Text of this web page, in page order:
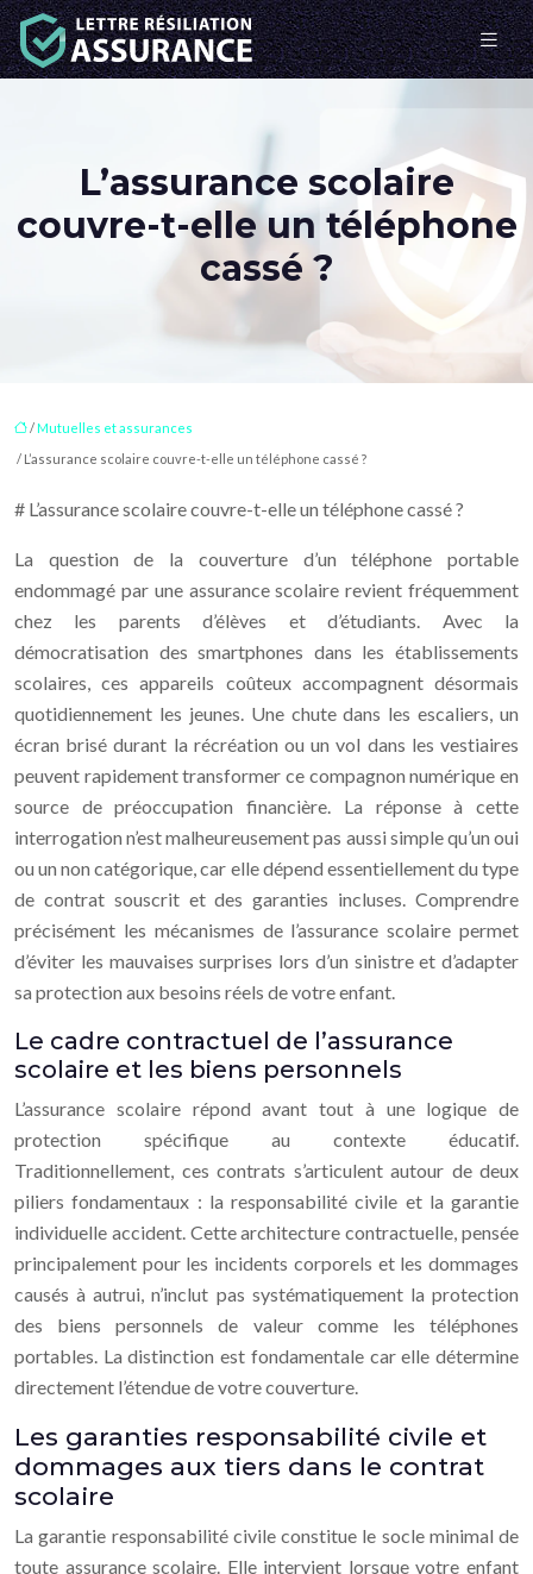
L’assurance scolaire
couvre-t-elle un téléphone
cassé ?
/Mutuelles et assurances
/ L’assurance scolaire couvre-t-elle un téléphone cassé ?
# L’assurance scolaire couvre-t-elle un téléphone cassé ?
La question de la couverture d’un téléphone portable
endommagé par une assurance scolaire revient fréquemment
chez les parents d’élèves et d’étudiants. Avec la
démocratisation des smartphones dans les établissements
scolaires, ces appareils coûteux accompagnent désormais
quotidiennement les jeunes. Une chute dans les escaliers, un
écran brisé durant la récréation ou un vol dans les vestiaires
peuvent rapidement transformer ce compagnon numérique en
source de préoccupation financière. La réponse à cette
interrogation n’est malheureusement pas aussi simple qu’un oui
ou un non catégorique, car elle dépend essentiellement du type
de contrat souscrit et des garanties incluses. Comprendre
précisément les mécanismes de l’assurance scolaire permet
d’éviter les mauvaises surprises lors d’un sinistre et d’adapter
sa protection aux besoins réels de votre enfant.
Le cadre contractuel de l’assurance
scolaire et les biens personnels
L’assurance scolaire répond avant tout à une logique de
protection spécifique au contexte éducatif.
Traditionnellement, ces contrats s’articulent autour de deux
piliers fondamentaux : la responsabilité civile et la garantie
individuelle accident. Cette architecture contractuelle, pensée
principalement pour les incidents corporels et les dommages
causés à autrui, n’inclut pas systématiquement la protection
des biens personnels de valeur comme les téléphones
portables. La distinction est fondamentale car elle détermine
directement l’étendue de votre couverture.
Les garanties responsabilité civile et
dommages aux tiers dans le contrat
scolaire
La garantie responsabilité civile constitue le socle minimal de
toute assurance scolaire. Elle intervient lorsque votre enfant